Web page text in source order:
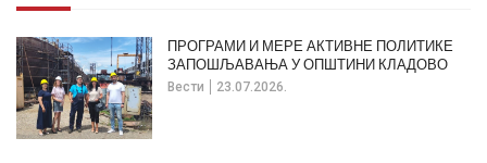
Вести 23.07.2026.
ПРОГРАМИ И МЕРЕ АКТИВНЕ ПОЛИТИКЕ
ЗАПОШЉАВАЊА У ОПШТИНИ КЛАДОВО